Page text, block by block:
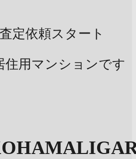
査定依頼スタート
住用マンションです